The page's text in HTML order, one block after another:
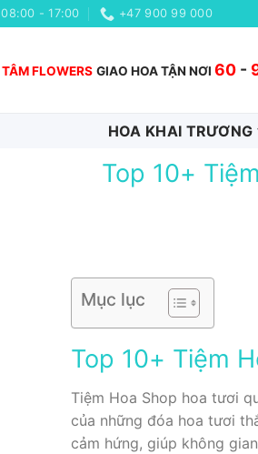
08:00 - 17:00 +47 900 99 000
TÂM FLOWERS GIAO HOA TẬN NƠI 60 -
HOA KHAI TRƯƠNG
Top 10+
Mục lục
Top 10+ Tiệm
Tiệm Hoa Shop hoa tươi
của những đóa hoa tươi
cảm hứng, giúp không